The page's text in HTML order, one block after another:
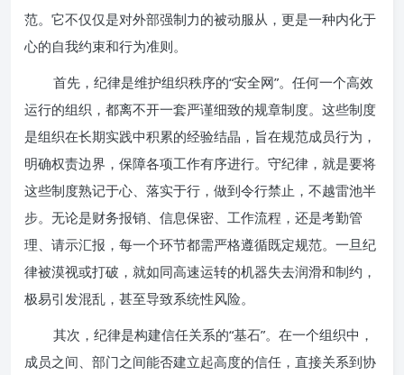
范。它不仅仅是对外部强制力的被动服从，更是一种内化于
心的自我约束和行为准则。
首先，纪律是维护组织秩序的“安全网”。任何一个高效
运行的组织，都离不开一套严谨细致的规章制度。这些制度
是组织在长期实践中积累的经验结晶，旨在规范成员行为，
明确权责边界，保障各项工作有序进行。守纪律，就是要将
这些制度熟记于心、落实于行，做到令行禁止，不越雷池半
步。无论是财务报销、信息保密、工作流程，还是考勤管
理、请示汇报，每一个环节都需严格遵循既定规范。一旦纪
律被漠视或打破，就如同高速运转的机器失去润滑和制约，
极易引发混乱，甚至导致系统性风险。
其次，纪律是构建信任关系的“基石”。在一个组织中，
成员之间、部门之间能否建立起高度的信任，直接关系到协